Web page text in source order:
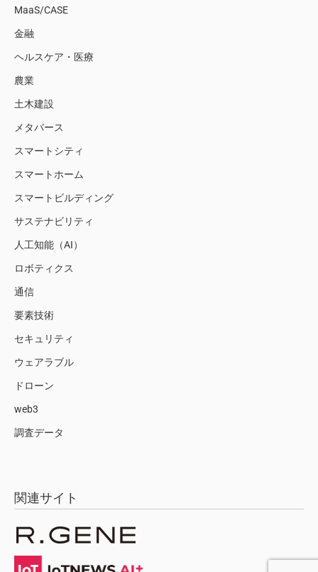
MaaS/CASE
金融
ヘルスケア・医療
農業
土木建設
メタバース
スマートシティ
スマートホーム
スマートビルディング
サステナビリティ
人工知能（AI）
ロボティクス
通信
要素技術
セキュリティ
ウェアラブル
ドローン
web3
調査データ
関連サイト